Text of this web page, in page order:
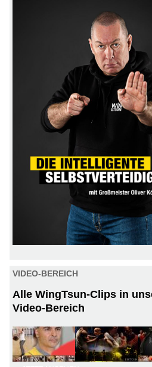
VIDEO-BEREICH
Alle WingTsun-Clips in
Video-Bereich